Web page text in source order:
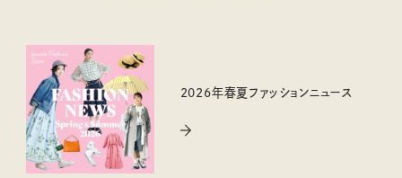
2026年春夏ファッションニュース